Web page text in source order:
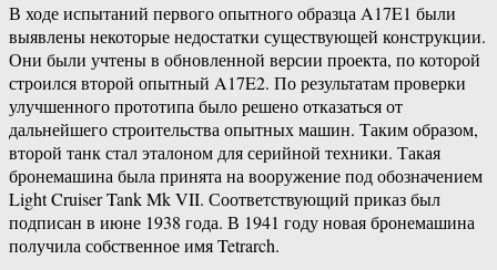
В ходе испытаний первого опытного образца A17E1 были
выявлены некоторые недостатки существующей конструкции.
Они были учтены в обновленной версии проекта, по которой
строился второй опытный A17E2. По результатам проверки
улучшенного прототипа было решено отказаться от
дальнейшего строительства опытных машин. Таким образом,
второй танк стал эталоном для серийной техники. Такая
бронемашина была принята на вооружение под обозначением
Light Cruiser Tank Mk VII. Соответствующий приказ был
подписан в июне 1938 года. В 1941 году новая бронемашина
получила собственное имя Tetrarch.